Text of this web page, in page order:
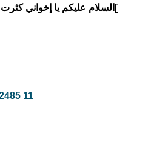
]السلام عليكم يا إخواني
11